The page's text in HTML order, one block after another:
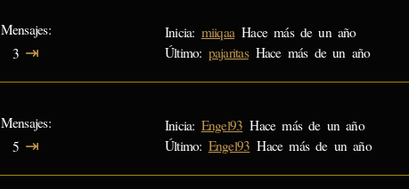
Mensajes
3 ⇥
Inicia: miiqaa Hace más de un año
Último: pajaritas Hace más de un año
Mensajes
5 ⇥
Inicia: Engel93 Hace más de un año
Último: Engel93 Hace más de un año